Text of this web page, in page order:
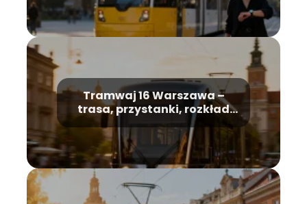
Tramwaj 16 Warszawa –
trasa, przystanki, rozkład